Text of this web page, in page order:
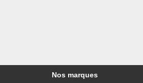
Nos marques